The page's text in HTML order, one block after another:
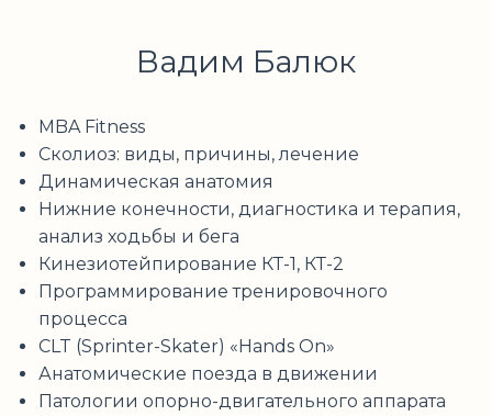
Вадим Балюк
MBA Fitness
Сколиоз: виды, причины, лечение
Динамическая анатомия
Нижние конечности, диагностика и терапия,
анализ ходьбы и бега
Кинезиотейпирование КТ-1, КТ-2
Программирование тренировочного
процесса
CLT (Sprinter-Skater) «Hands On»
Анатомические поезда в движении
Патологии опорно-двигательного аппарата